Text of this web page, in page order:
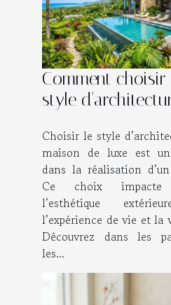
Comment choisir
style
Choisir le style
maison de luxe est
dans la réalisation
Ce choix impacte
l’esthétique
l’expérience de vie et
Découvrez dans les
les...